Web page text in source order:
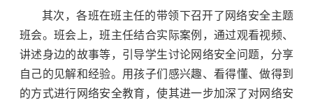
其次，各班在班主任的带领下召开了网络安全主题
班会。班会上，班主任结合实际案例，通过观看视频、
讲述身边的故事等，引导学生讨论网络安全问题，分享
自己的见解和经验。用孩子们感兴趣、看得懂、做得到
的方式进行网络安全教育，使其进一步加深了对网络安